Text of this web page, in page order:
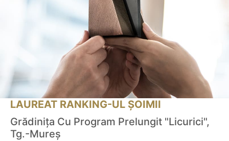
LAUREAT RANKING-UL ȘOIMII
Grădinița Cu Program Prelungit "Licurici",
Tg.-Mureş